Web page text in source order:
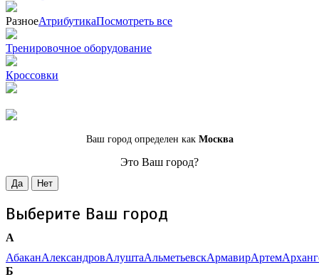
РазноеАтрибутикаПосмотреть все
Тренировочное оборудование
Кроссовки
Ваш город определен как Москва
Это Ваш город?
Да Нет
Выберите Ваш город
А
АбаканАлександровАлуштаАльметьевскАрмавирАртем
Б